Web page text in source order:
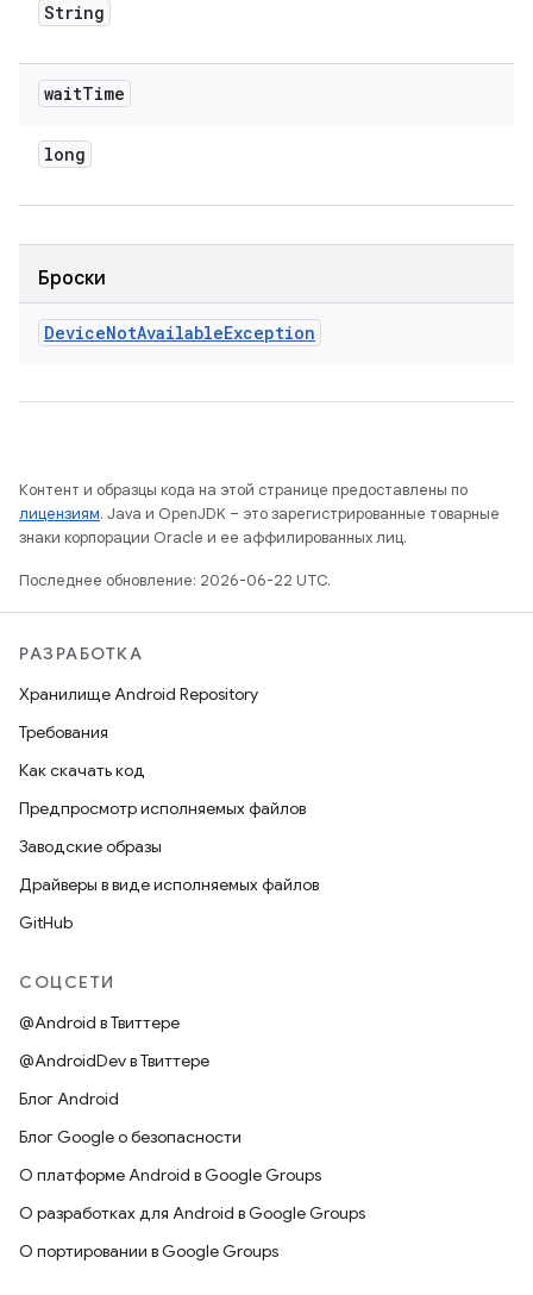
String
waitTime
long
Броски
DeviceNotAvailableException
Контент и образцы кода на этой странице предоставлены по
лицензиям. Java и OpenJDK – это зарегистрированные товарные
знаки корпорации Oracle и ее аффилированных лиц.
Последнее обновление: 2026-06-22 UTC.
РАЗРАБОТКА
Хранилище Android Repository
Требования
Как скачать код
Предпросмотр исполняемых файлов
Заводские образы
Драйверы в виде исполняемых файлов
GitHub
СОЦСЕТИ
@Android в Твиттере
@AndroidDev в Твиттере
Блог Android
Блог Google о безопасности
О платформе Android в Google Groups
О разработках для Android в Google Groups
О портировании в Google Groups